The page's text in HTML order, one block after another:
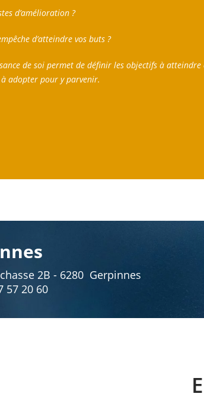
d’amélioration ?
d’atteindre vos buts ?
de soi permet de définir les objectifs à atteindre
adopter pour y parvenir.
2B - 6280 Gerpinnes
57 20 60